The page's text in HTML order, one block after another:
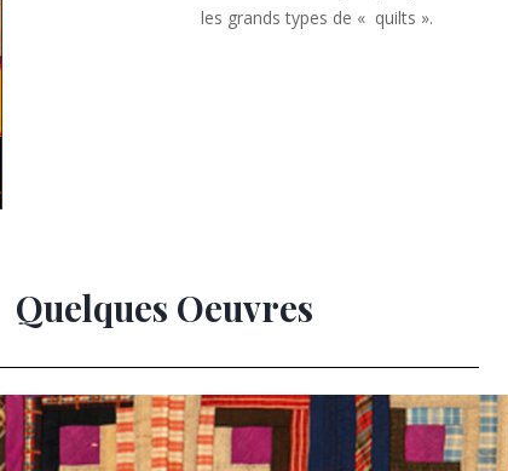
les grands types de « quilts ».
Quelques Oeuvres